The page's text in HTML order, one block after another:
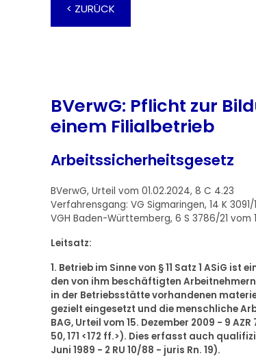
< ZURÜCK
BVerwG: Pflicht zur
einem Filialbetrieb
Arbeitssicherheitsgesetz
BVerwG, Urteil vom 01.02.2024, 8 C 4.23
Verfahrensgang: VG Sigmaringen, 14 K 3091/
VGH Baden-Württemberg, 6 S 3786/21 vom
Leitsatz:
1. Betrieb im Sinne von § 11 Satz 1 ASiG
den von ihm beschäftigten
in der Betriebsstätte vorhandenen
gezielt eingesetzt und die menschliche
BAG, Urteil vom 15. Dezember 2009 - 9
50, 171 <172 ff.>). Dies erfasst auch
Juni 1989 - 2 RU 10/88 - juris Rn. 19).